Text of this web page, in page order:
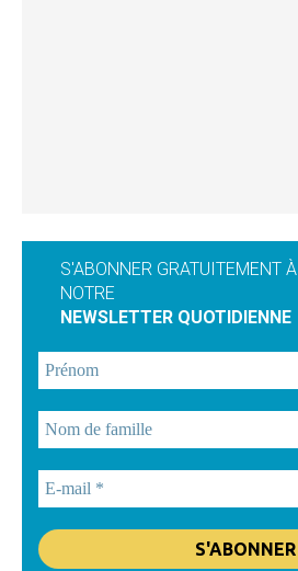
S'ABONNER GRATUITEMENT À
NOTRE
NEWSLETTER QUOTIDIENNE